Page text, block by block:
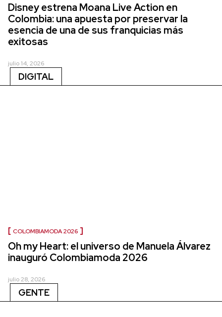
Disney estrena Moana Live Action en
Colombia: una apuesta por preservar la
esencia de una de sus franquicias más
exitosas
julio 14, 2026
DIGITAL
COLOMBIAMODA 2026
Oh my Heart: el universo de Manuela Álvarez
inauguró Colombiamoda 2026
julio 28, 2026
GENTE